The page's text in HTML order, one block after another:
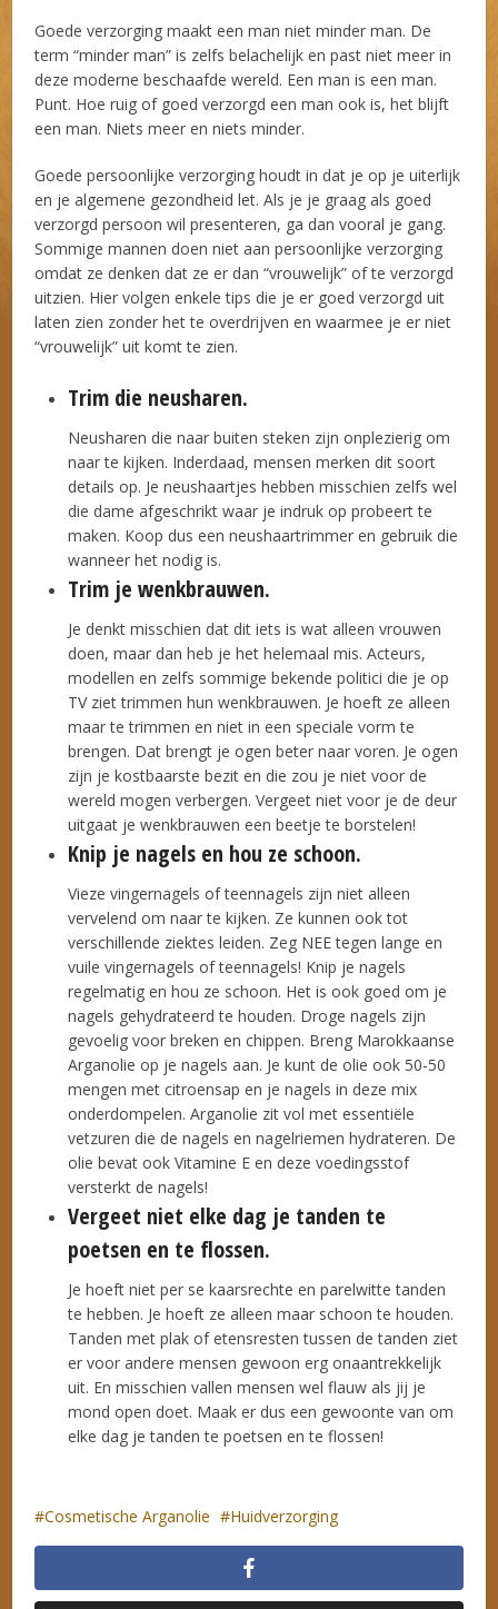
Goede verzorging maakt een man niet minder man. De
term “minder man” is zelfs belachelijk en past niet meer in
deze moderne beschaafde wereld. Een man is een man.
Punt. Hoe ruig of goed verzorgd een man ook is, het blijft
een man. Niets meer en niets minder.
Goede persoonlijke verzorging houdt in dat je op je uiterlijk
en je algemene gezondheid let. Als je je graag als goed
verzorgd persoon wil presenteren, ga dan vooral je gang.
Sommige mannen doen niet aan persoonlijke verzorging
omdat ze denken dat ze er dan “vrouwelijk” of te verzorgd
uitzien. Hier volgen enkele tips die je er goed verzorgd uit
laten zien zonder het te overdrijven en waarmee je er niet
“vrouwelijk” uit komt te zien.
Trim die neusharen.
Neusharen die naar buiten steken zijn onplezierig om
naar te kijken. Inderdaad, mensen merken dit soort
details op. Je neushaartjes hebben misschien zelfs wel
die dame afgeschrikt waar je indruk op probeert te
maken. Koop dus een neushaartrimmer en gebruik die
wanneer het nodig is.
Trim je wenkbrauwen.
Je denkt misschien dat dit iets is wat alleen vrouwen
doen, maar dan heb je het helemaal mis. Acteurs,
modellen en zelfs sommige bekende politici die je op
TV ziet trimmen hun wenkbrauwen. Je hoeft ze alleen
maar te trimmen en niet in een speciale vorm te
brengen. Dat brengt je ogen beter naar voren. Je ogen
zijn je kostbaarste bezit en die zou je niet voor de
wereld mogen verbergen. Vergeet niet voor je de deur
uitgaat je wenkbrauwen een beetje te borstelen!
Knip je nagels en hou ze schoon.
Vieze vingernagels of teennagels zijn niet alleen
vervelend om naar te kijken. Ze kunnen ook tot
verschillende ziektes leiden. Zeg NEE tegen lange en
vuile vingernagels of teennagels! Knip je nagels
regelmatig en hou ze schoon. Het is ook goed om je
nagels gehydrateerd te houden. Droge nagels zijn
gevoelig voor breken en chippen. Breng Marokkaanse
Arganolie op je nagels aan. Je kunt de olie ook 50-50
mengen met citroensap en je nagels in deze mix
onderdompelen. Arganolie zit vol met essentiële
vetzuren die de nagels en nagelriemen hydrateren. De
olie bevat ook Vitamine E en deze voedingsstof
versterkt de nagels!
Vergeet niet elke dag je tanden te
poetsen en te flossen.
Je hoeft niet per se kaarsrechte en parelwitte tanden
te hebben. Je hoeft ze alleen maar schoon te houden.
Tanden met plak of etensresten tussen de tanden ziet
er voor andere mensen gewoon erg onaantrekkelijk
uit. En misschien vallen mensen wel flauw als jij je
mond open doet. Maak er dus een gewoonte van om
elke dag je tanden te poetsen en te flossen!
Cosmetische Arganolie Huidverzorging